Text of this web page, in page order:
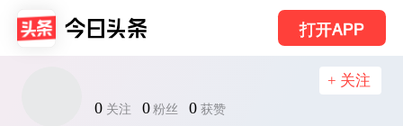
打开APP
0 关注 0 粉丝 0 获赞
+ 关注